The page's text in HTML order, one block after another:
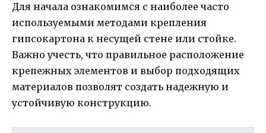
Для начала ознакомимся с наиболее часто
используемыми методами крепления
гипсокартона к несущей стене или стойке.
Важно учесть, что правильное расположение
крепежных элементов и выбор подходящих
материалов позволят создать надежную и
устойчивую конструкцию.